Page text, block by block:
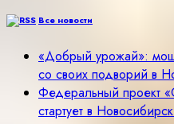
Все новости
«Добрый урожай»:
со своих подворий в
Федеральный проект
стартует в